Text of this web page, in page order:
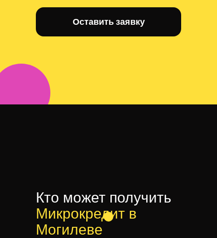
Оставить заявку
Кто может получить
Микрокредит в
Могилеве